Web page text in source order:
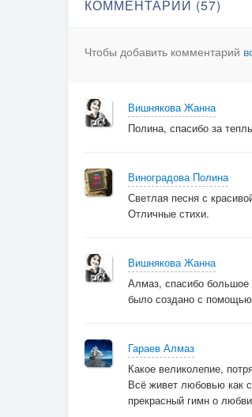
И чувств взамен ответных
Любовь сердца венчает,
Что чувствами полны...
© Copyright: Жанна
Свидетельство о
КОММЕНТАРИИ (57)
Чтобы добавить комментарий
Вишнякова Жанна
Полина, спасибо за
Виноградова Полина
Светлая песня с
Отличные стихи.
Вишнякова Жанна
Алмаз, спасибо большое
было создано с
Гараев Алмаз
Какое великолепие,
Всё живет любовью как
прекрасный гимн о